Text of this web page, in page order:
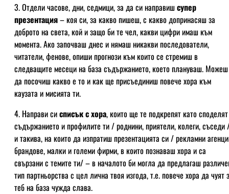
3. Отдели часове, дни, седмици, за да си направиш супер
презентация– коя си, за какво пишеш, с какво допринасяш за
доброто на света, кой и защо би те чел, какви цифри имаш към
момента. Ако започваш днес и нямаш никакви последователи,
читатели, фенове, опиши прогнози към които се стремиш в
следващите месеци на база съдържанието, което плануваш. Можеш
да посочиш какво е то и как ще присъединиш повече хора към
каузата и мисията ти.
4. Направи сисписък с хора, които ще те подкрепят като споделят
съдържанието и профилите ти / роднини, приятели, колеги, съседи
и такива, на които да изпратиш презентацията си / рекламни
брандове, малки и големи фирми, в които познаваш хора и са
свързани с темите ти/ – в началото би могла да предлагаш
тип партньорства с цел лична твоя изгода, т.е. повече хора да чуят
теб на база чужда слава.